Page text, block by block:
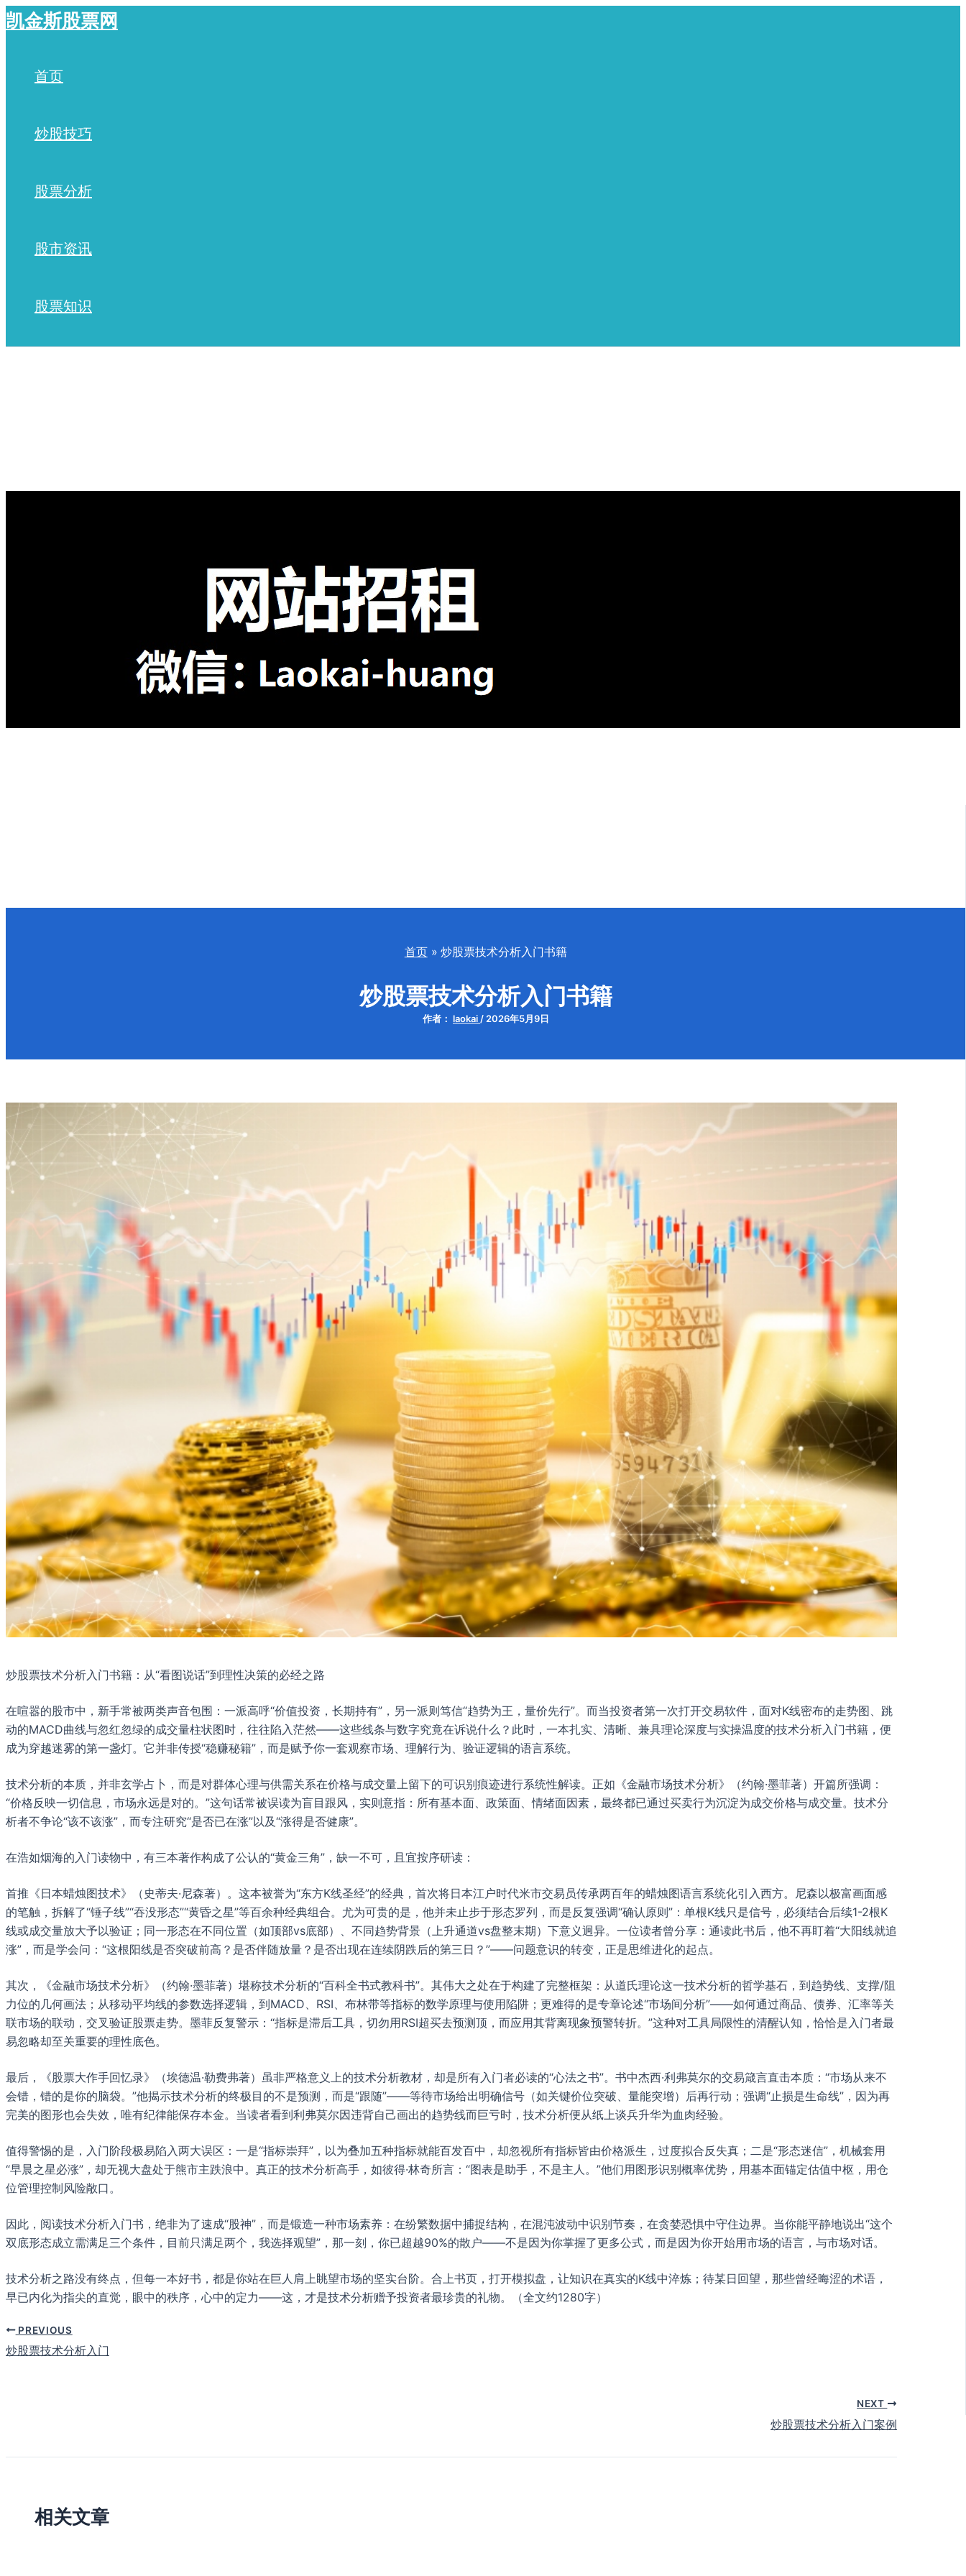
跳
至
凯金斯股票网
首页
炒股技巧
股票分析
股市资讯
股票知识
首页 炒股票技术分析入门书籍
炒股票技术分析入门书籍
作者： laokai / 2026年5月9日
炒股票技术分析入门书籍：从“看图说话”到理性决策的必经之路
在喧嚣的股市中，新手常被两类声音包围：一派高呼“价值投资，长期持有”，另一派则笃信“趋势为王，量价先行”。而当投资者第一次打开交易软件，面对K线密布的走势图、跳
动的MACD曲线与忽红忽绿的成交量柱状图时，往往陷入茫然——这些线条与数字究竟在诉说什么？此时，一本扎实、清晰、兼具理论深度与实操温度的技术分析入门书籍，便
成为穿越迷雾的第一盏灯。它并非传授“稳赚秘籍”，而是赋予你一套观察市场、理解行为、验证逻辑的语言系统。
技术分析的本质，并非玄学占卜，而是对群体心理与供需关系在价格与成交量上留下的可识别痕迹进行系统性解读。正如《金融市场技术分析》（约翰·墨菲著）开篇所强调：
“价格反映一切信息，市场永远是对的。”这句话常被误读为盲目跟风，实则意指：所有基本面、政策面、情绪面因素，最终都已通过买卖行为沉淀为成交价格与成交量。技术分
析者不争论“该不该涨”，而专注研究“是否已在涨”以及“涨得是否健康”。
在浩如烟海的入门读物中，有三本著作构成了公认的“黄金三角”，缺一不可，且宜按序研读：
首推《日本蜡烛图技术》（史蒂夫·尼森著）。这本被誉为“东方K线圣经”的经典，首次将日本江户时代米市交易员传承两百年的蜡烛图语言系统化引入西方。尼森以极富画面感
的笔触，拆解了“锤子线”“吞没形态”“黄昏之星”等百余种经典组合。尤为可贵的是，他并未止步于形态罗列，而是反复强调“确认原则”：单根K线只是信号，必须结合后续1-2根K
线或成交量放大予以验证；同一形态在不同位置（如顶部vs底部）、不同趋势背景（上升通道vs盘整末期）下意义迥异。一位读者曾分享：通读此书后，他不再盯着“大阳线就追
涨”，而是学会问：“这根阳线是否突破前高？是否伴随放量？是否出现在连续阴跌后的第三日？”——问题意识的转变，正是思维进化的起点。
其次，《金融市场技术分析》（约翰·墨菲著）堪称技术分析的“百科全书式教科书”。其伟大之处在于构建了完整框架：从道氏理论这一技术分析的哲学基石，到趋势线、支撑/阻
力位的几何画法；从移动平均线的参数选择逻辑，到MACD、RSI、布林带等指标的数学原理与使用陷阱；更难得的是专章论述“市场间分析”——如何通过商品、债券、汇率等关
联市场的联动，交叉验证股票走势。墨菲反复警示：“指标是滞后工具，切勿用RSI超买去预测顶，而应用其背离现象预警转折。”这种对工具局限性的清醒认知，恰恰是入门者最
易忽略却至关重要的理性底色。
最后，《股票大作手回忆录》（埃德温·勒费弗著）虽非严格意义上的技术分析教材，却是所有入门者必读的“心法之书”。书中杰西·利弗莫尔的交易箴言直击本质：“市场从来不
会错，错的是你的脑袋。”他揭示技术分析的终极目的不是预测，而是“跟随”——等待市场给出明确信号（如关键价位突破、量能突增）后再行动；强调“止损是生命线”，因为再
完美的图形也会失效，唯有纪律能保存本金。当读者看到利弗莫尔因违背自己画出的趋势线而巨亏时，技术分析便从纸上谈兵升华为血肉经验。
值得警惕的是，入门阶段极易陷入两大误区：一是“指标崇拜”，以为叠加五种指标就能百发百中，却忽视所有指标皆由价格派生，过度拟合反失真；二是“形态迷信”，机械套用
“早晨之星必涨”，却无视大盘处于熊市主跌浪中。真正的技术分析高手，如彼得·林奇所言：“图表是助手，不是主人。”他们用图形识别概率优势，用基本面锚定估值中枢，用仓
位管理控制风险敞口。
因此，阅读技术分析入门书，绝非为了速成“股神”，而是锻造一种市场素养：在纷繁数据中捕捉结构，在混沌波动中识别节奏，在贪婪恐惧中守住边界。当你能平静地说出“这个
双底形态成立需满足三个条件，目前只满足两个，我选择观望”，那一刻，你已超越90%的散户——不是因为你掌握了更多公式，而是因为你开始用市场的语言，与市场对话。
技术分析之路没有终点，但每一本好书，都是你站在巨人肩上眺望市场的坚实台阶。合上书页，打开模拟盘，让知识在真实的K线中淬炼；待某日回望，那些曾经晦涩的术语，
早已内化为指尖的直觉，眼中的秩序，心中的定力——这，才是技术分析赠予投资者最珍贵的礼物。（全文约1280字）
PREVIOUS
炒股票技术分析入门
NEXT
炒股票技术分析入门案例
相关文章